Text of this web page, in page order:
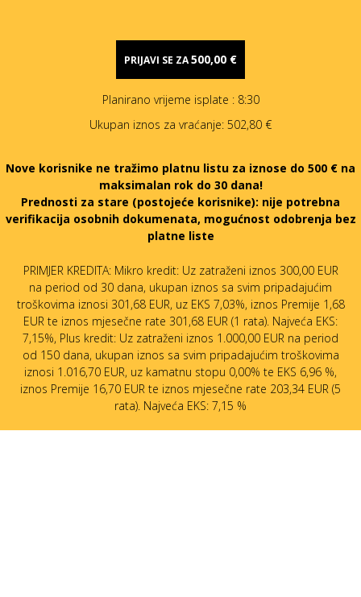
PRIJAVI SE ZA500,00 €
Planirano vrijeme isplate : 8:30
Ukupan iznos za vraćanje: 502,80 €
Nove korisnike ne tražimo platnu listu za iznose do 500 € na
maksimalan rok do 30 dana!
Prednosti za stare (postojeće korisnike): nije potrebna
verifikacija osobnih dokumenata, mogućnost odobrenja bez
platne liste
PRIMJER KREDITA: Mikro kredit: Uz zatraženi iznos 300,00 EUR
na period od 30 dana, ukupan iznos sa svim pripadajućim
troškovima iznosi 301,68 EUR, uz EKS 7,03%, iznos Premije 1,68
EUR te iznos mjesečne rate 301,68 EUR (1 rata). Najveća EKS:
7,15%, Plus kredit: Uz zatraženi iznos 1.000,00 EUR na period
od 150 dana, ukupan iznos sa svim pripadajućim troškovima
iznosi 1.016,70 EUR, uz kamatnu stopu 0,00% te EKS 6,96 %,
iznos Premije 16,70 EUR te iznos mjesečne rate 203,34 EUR (5
rata). Najveća EKS: 7,15 %